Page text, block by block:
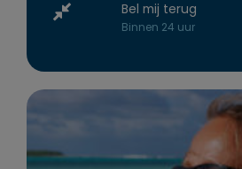
Bel mij terug
Binnen 24 uur